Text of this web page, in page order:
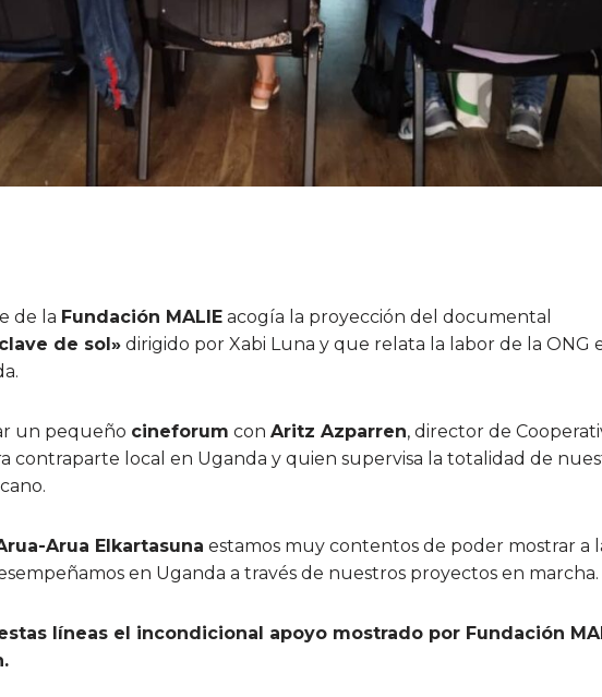
de la Fundación MALIEacogía la proyección del documental
de sol»dirigido por Xabi Luna y que relata la labor de la ONG
un pequeño cineforum con Aritz Azparren, director de
contraparte local en Uganda y quien supervisa la totalidad de
Arua Elkartasuna estamos muy contentos de poder mostrar a
en Uganda a través de nuestros proyectos en marcha.
líneas el incondicional apoyo mostrado por Fundación